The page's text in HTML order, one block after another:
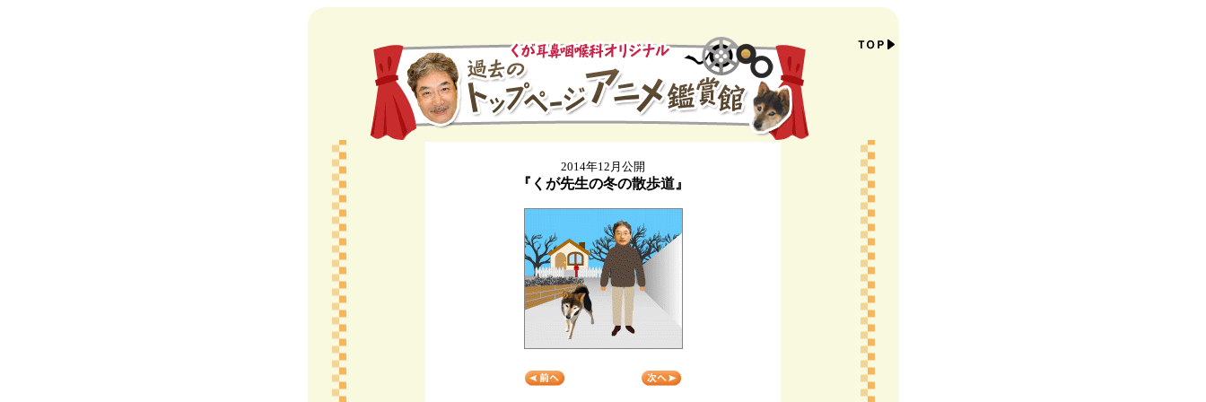
2014年12月公開
『くが先生の冬の散歩道』